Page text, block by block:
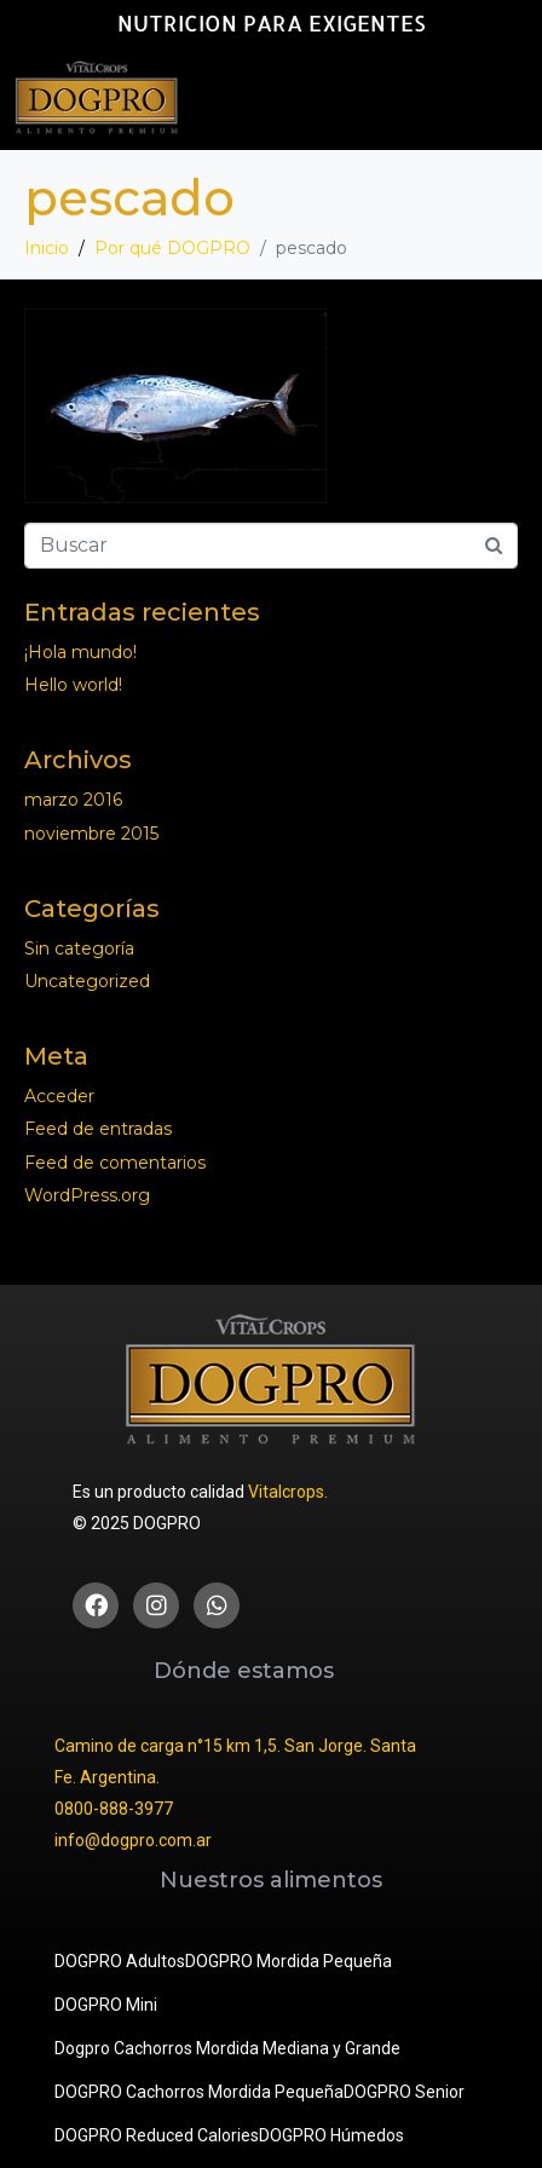
NUTRICION PARA EXIGENTES
pescado
Inicio Por qué DOGPRO pescado
Entradas recientes
¡Hola mundo!
Hello world!
Archivos
marzo 2016
noviembre 2015
Categorías
Sin categoría
Uncategorized
Meta
Acceder
Feed de entradas
Feed de comentarios
WordPress.org
Es un producto calidad Vitalcrops.
© 2025 DOGPRO
Dónde estamos
Camino de carga n°15 km 1,5. San Jorge. Santa
Fe. Argentina.
0800-888-3977
info@dogpro.com.ar
Nuestros alimentos
DOGPRO AdultosDOGPRO Mordida Pequeña
DOGPRO Mini
Dogpro Cachorros Mordida Mediana y Grande
DOGPRO Cachorros Mordida PequeñaDOGPRO Senior
DOGPRO Reduced CaloriesDOGPRO Húmedos